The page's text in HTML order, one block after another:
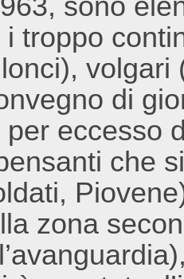
troppo
di
eccesso
che
zona